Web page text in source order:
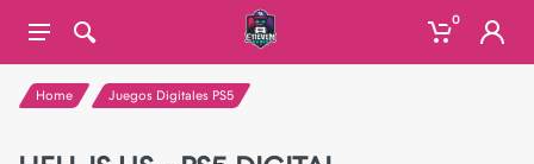
0
Home Juegos Digitales PS5